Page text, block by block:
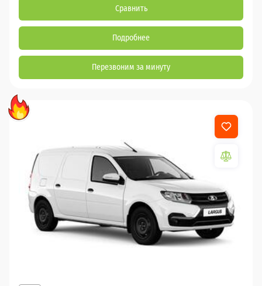
Сравнить
Подробнее
Перезвоним за минуту